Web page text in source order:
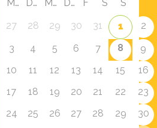
M D M D F S
S
27
28 29 30 31 1
2
3
4 5 6 7 8
9
10
11 12 13 14 15
16
17
18 19 20 21 22
23
24
25 26 27 28 29
30